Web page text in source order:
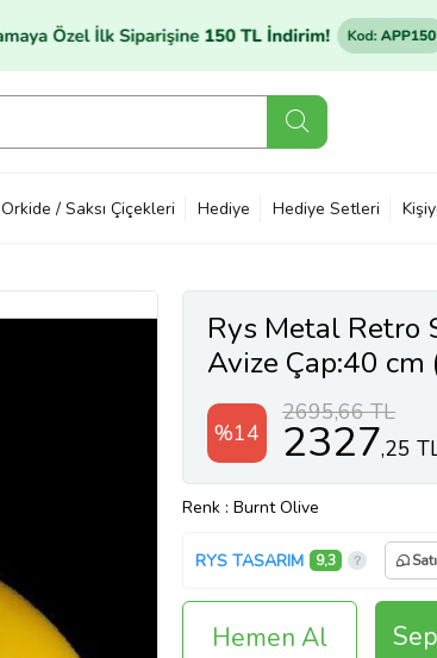
Orkide / Saksı Çiçekleri Hediye Hediye Setleri
Rys Metal Retro
Avize Çap:40
%14
2695,66 TL
2327,25
Renk : Burnt Olive
RYS TASARIM 9,3
Hemen Al